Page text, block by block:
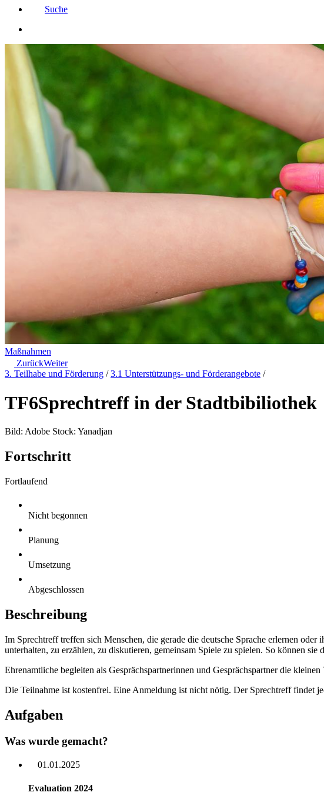
Suche
Maßnahmen
ZurückWeiter
3. Teilhabe und Förderung /3.1 Unterstützungs- und Förderangebote /
TF6Sprechtreff in der Stadtbibiliothek
Bild: Adobe Stock: Yanadjan
Fortschritt
Fortlaufend
Nicht begonnen
Planung
Umsetzung
Abgeschlossen
Beschreibung
Im Sprechtreff treffen sich Menschen, die gerade die deutsche Sprache erlernen
unterhalten, zu erzählen, zu diskutieren, gemeinsam Spiele zu spielen. So können
Ehrenamtliche begleiten als Gesprächspartnerinnen und Gesprächspartner die
Die Teilnahme ist kostenfrei. Eine Anmeldung ist nicht nötig. Der Sprechtreff findet
Aufgaben
Was wurde gemacht?
01.01.2025
Evaluation 2024